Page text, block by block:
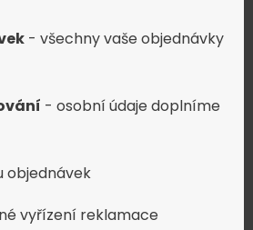
- všechny vaše objednávky
- osobní údaje doplníme
objednávek
vyřízení reklamace